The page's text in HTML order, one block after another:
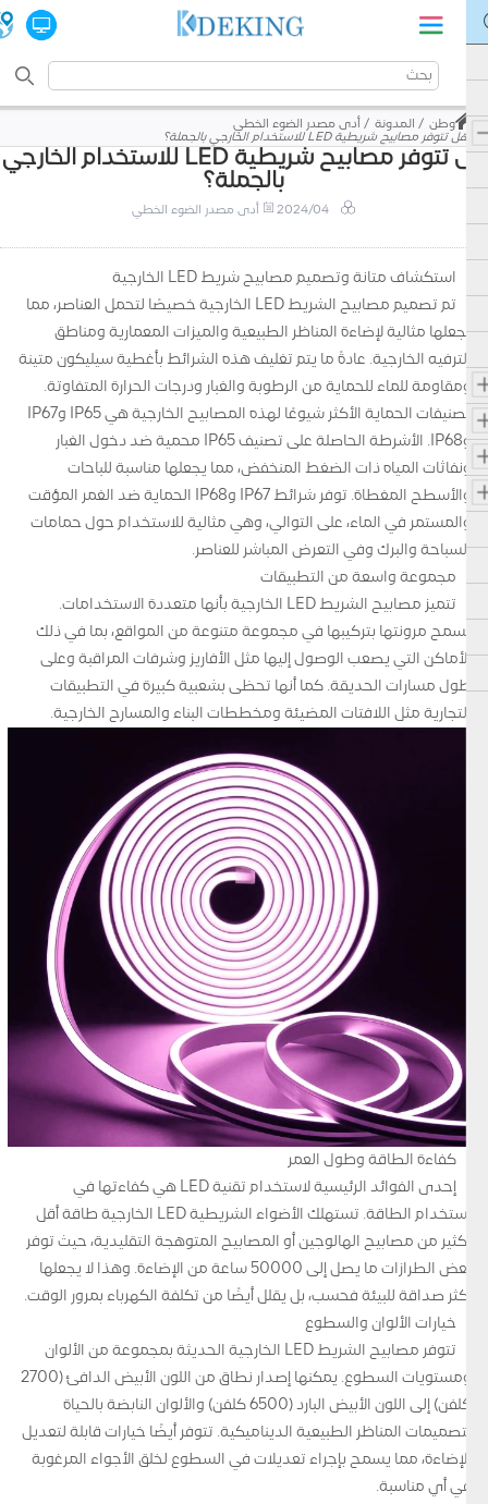
وطن المدونة
أدى مصدر الضوء الخطي
هل تتوفر مصابيح شريطية LED للاستخدام الخارجي بالجملة؟
هل تتوفر مصابيح شريطية LED للاستخدام الخارجي
بالجملة؟
2024/04 أدى مصدر الضوء الخطي
استكشاف متانة وتصميم مصابيح شريط LED الخارجية
تم تصميم مصابيح الشريط LED الخارجية خصيصًا لتحمل العناصر، مما
يجعلها مثالية لإضاءة المناظر الطبيعية والميزات المعمارية ومناطق
الترفيه الخارجية. عادةً ما يتم تغليف هذه الشرائط بأغطية سيليكون متينة
ومقاومة للماء للحماية من الرطوبة والغبار ودرجات الحرارة المتفاوتة.
تصنيفات الحماية الأكثر شيوعًا لهذه المصابيح الخارجية هي IP65 وIP67
وIP68. الأشرطة الحاصلة على تصنيف IP65 محمية ضد دخول الغبار
ونفاثات المياه ذات الضغط المنخفض، مما يجعلها مناسبة للباحات
والأسطح المغطاة. توفر شرائط IP67 وIP68 الحماية ضد الغمر المؤقت
والمستمر في الماء، على التوالي، وهي مثالية للاستخدام حول حمامات
السباحة والبرك وفي التعرض المباشر للعناصر.
مجموعة واسعة من التطبيقات
تتميز مصابيح الشريط LED الخارجية بأنها متعددة الاستخدامات.
تسمح مرونتها بتركيبها في مجموعة متنوعة من المواقع، بما في ذلك
الأماكن التي يصعب الوصول إليها مثل الأفاريز وشرفات المراقبة وعلى
طول مسارات الحديقة. كما أنها تحظى بشعبية كبيرة في التطبيقات
التجارية مثل اللافتات المضيئة ومخططات البناء والمسارح الخارجية.
كفاءة الطاقة وطول العمر
إحدى الفوائد الرئيسية لاستخدام تقنية LED هي كفاءتها في
استخدام الطاقة. تستهلك الأضواء الشريطية LED الخارجية طاقة أقل
بكثير من مصابيح الهالوجين أو المصابيح المتوهجة التقليدية، حيث توفر
بعض الطرازات ما يصل إلى 50000 ساعة من الإضاءة. وهذا لا يجعلها
أكثر صداقة للبيئة فحسب، بل يقلل أيضًا من تكلفة الكهرباء بمرور الوقت.
خيارات الألوان والسطوع
تتوفر مصابيح الشريط LED الخارجية الحديثة بمجموعة من الألوان
ومستويات السطوع. يمكنها إصدار نطاق من اللون الأبيض الدافئ (2700
كلفن) إلى اللون الأبيض البارد (6500 كلفن) والألوان النابضة بالحياة
لتصميمات المناظر الطبيعية الديناميكية. تتوفر أيضًا خيارات قابلة لتعديل
الإضاءة، مما يسمح بإجراء تعديلات في السطوع لخلق الأجواء المرغوبة
في أي مناسبة.